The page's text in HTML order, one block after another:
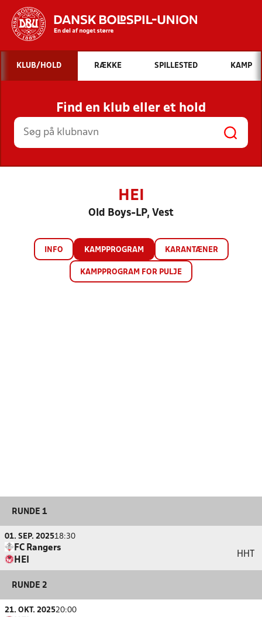
Hvad vil du søge efter?
INDHOLD OG NYHEDER
STILLINGER, RESULTATER, KLUBBER OG
HOLD
KLUB/HOLD RÆKKE SPILLESTED KAMP
Find en klub eller et hold
HEI
Old Boys-LP, Vest
INFO KAMPPROGRAM KARANTÆNER
KAMPPROGRAM FOR PULJE
RUNDE 1
01. SEP. 202518:30
FC Rangers
HEI
HHT
RUNDE 2
21. OKT. 202520:00